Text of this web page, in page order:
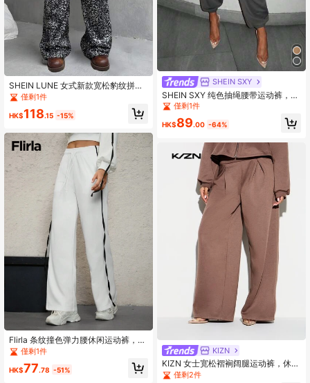
SHEIN LUNE 女式新款宽松豹纹拼接
松紧腰带运动裤
僅剩1件
HK$118.15 -15%
Flirla 条纹撞色弹力腰休闲运动裤，机
场秋季女装
僅剩1件
HK$77.78 -51%
SHEIN SXY
SHEIN SXY 纯色抽绳腰带运动裤，适
合新年派对，性感百搭。
僅剩1件
HK$89.00 -64%
KIZN
KIZN 女士宽松褶裥阔腿运动裤，休闲
居家休闲阔腿裤，舒适又时尚
僅剩2件